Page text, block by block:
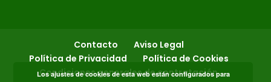
Contacto
Aviso Legal
Política de Privacidad
Política de Cookies
Condiciones generales de contratación
Los ajustes de cookies de esta web están configurados para